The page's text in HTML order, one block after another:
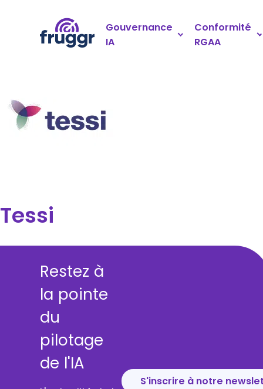
Gouvernance
IA
Conformité
RGAA
Tessi
Restez à
la pointe
du
pilotage
de l'IA
S'inscrire à notre